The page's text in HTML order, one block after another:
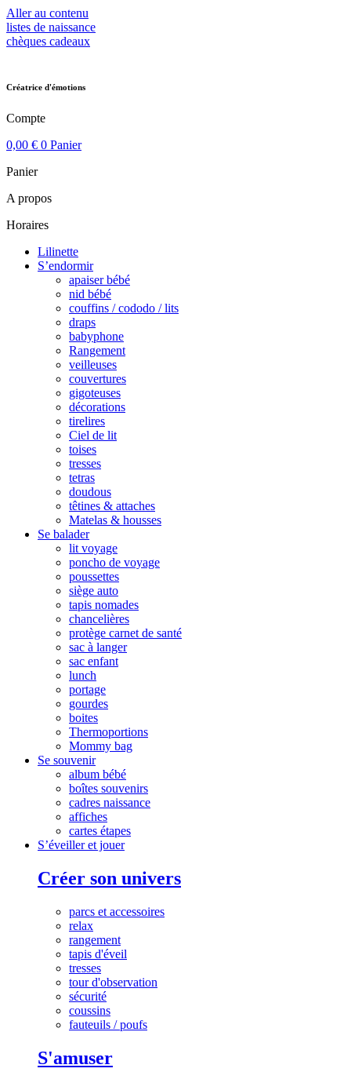
Aller au contenu
listes de naissance
chèques cadeaux
Créatrice d'émotions
Compte
0,00 € 0 Panier
Panier
A propos
Horaires
Lilinette
S’endormir
apaiser bébé
nid bébé
couffins / cododo / lits
draps
babyphone
Rangement
veilleuses
couvertures
gigoteuses
décorations
tirelires
Ciel de lit
toises
tresses
tetras
doudous
têtines & attaches
Matelas & housses
Se balader
lit voyage
poncho de voyage
poussettes
siège auto
tapis nomades
chancelières
protège carnet de santé
sac à langer
sac enfant
lunch
portage
gourdes
boites
Thermoportions
Mommy bag
Se souvenir
album bébé
boîtes souvenirs
cadres naissance
affiches
cartes étapes
S’éveiller et jouer
Créer son univers
parcs et accessoires
relax
rangement
tapis d'éveil
tresses
tour d'observation
sécurité
coussins
fauteuils / poufs
S'amuser